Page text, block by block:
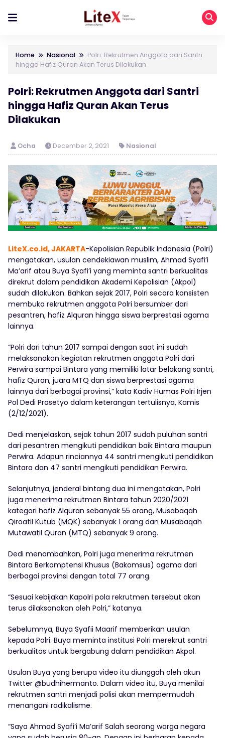
Home Nasional
Polri: Rekrutmen Anggota dari Santri
hingga Hafiz Quran Akan Terus Dilakukan
Polri: Rekrutmen Anggota dari Santri
hingga Hafiz Quran Akan Terus
Dilakukan
Ocha December 2, 2021 Nasional
LiteX.co.id, JAKARTA-Kepolisian Republik Indonesia (Polri)
mengatakan, usulan cendekiawan muslim, Ahmad Syafi’i
Ma’arif atau Buya Syafi’i yang meminta santri berkualitas
direkrut dalam pendidikan Akademi Kepolisian (Akpol)
sudah dilakukan. Bahkan sejak 2017, Polri secara konsisten
membuka rekrutmen anggota Polri bersumber dari
pesantren, hafiz Alquran hingga siswa berprestasi agama
lainnya.
“Polri dari tahun 2017 sampai dengan saat ini sudah
melaksanakan kegiatan rekrutmen anggota Polri dari
Perwira sampai Bintara yang memiliki latar belakang santri,
hafiz Quran, juara MTQ dan siswa berprestasi agama
lainnya dari berbagai provinsi,” kata Kadiv Humas Polri Irjen
Pol Dedi Prasetyo dalam keterangan tertulisnya, Kamis
(2/12/2021).
Dedi menjelaskan, sejak tahun 2017 sudah puluhan santri
dari pesantren mengikuti pendidikan baik Bintara maupun
Perwira. Adapun rinciannya 44 santri mengikuti pendidikan
Bintara dan 47 santri mengikuti pendidikan Perwira.
Selanjutnya, jenderal bintang dua ini mengatakan, Polri
juga menerima rekrutmen Bintara tahun 2020/2021
kategori hafiz Alquran sebanyak 55 orang, Musabaqah
Qiroatil Kutub (MQK) sebanyak 1 orang dan Musabaqah
Mutawatil Quran (MTQ) sebanyak 9 orang.
Dedi menambahkan, Polri juga menerima rekrutmen
Bintara Berkomptensi Khusus (Bakomsus) agama dari
berbagai provinsi dengan total 77 orang.
“Sesuai kebijakan Kapolri pola rekrutmen tersebut akan
terus dilaksanakan oleh Polri,” katanya.
Sebelumnya, Buya Syafii Maarif memberikan usulan
kepada Polri. Buya meminta institusi Polri merekrut santri
berkualitas untuk bergabung dalam pendidikan Akpol.
Usulan Buya yang berupa video itu diunggah oleh akun
Twitter @budhihermanto. Dalam video itu, Buya menilai
rekrutmen santri menjadi polisi akan mempermudah
menangani radikalisme.
“Saya Ahmad Syafi’i Ma’arif Salah seorang warga negara